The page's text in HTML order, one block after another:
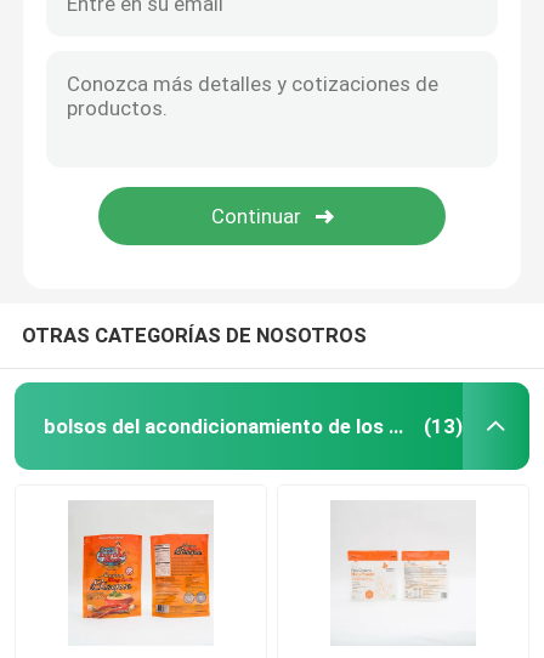
OTRAS CATEGORÍAS DE NOSOTROS
bolsos del acondicionamiento de los alimentos (13)